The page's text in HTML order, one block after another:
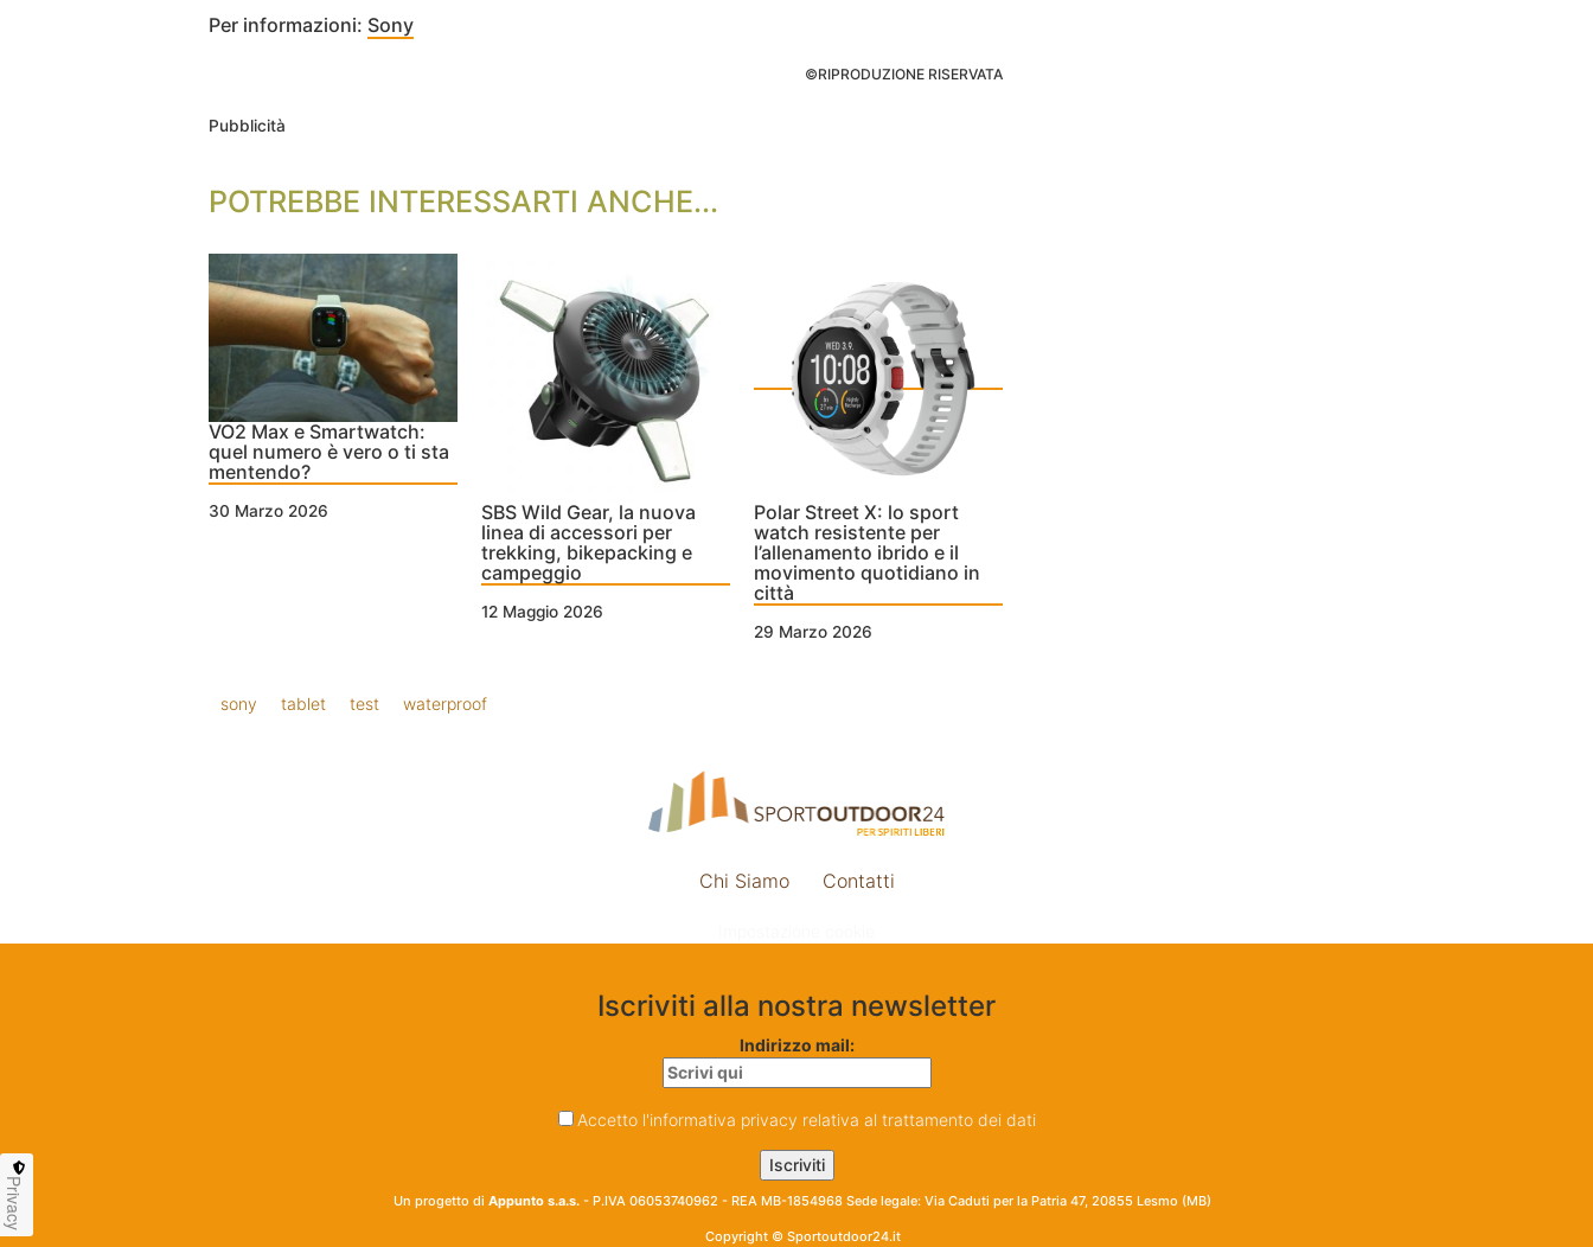
Per informazioni: Sony
©RIPRODUZIONE RISERVATA
Pubblicità
POTREBBE INTERESSARTI ANCHE...
VO2 Max e Smartwatch:
quel numero è vero o ti sta
mentendo?
30 Marzo 2026
SBS Wild Gear, la nuova
linea di accessori per
trekking, bikepacking e
campeggio
12 Maggio 2026
Polar Street X: lo sport
watch resistente per
l’allenamento ibrido e il
movimento quotidiano in
città
29 Marzo 2026
sony tablet test waterproof
Chi Siamo Contatti
Iscriviti alla nostra newsletter
Indirizzo mail:
Accetto l'informativa privacy relativa al trattamento dei dati
Un progetto di Appunto s.a.s. - P.IVA 06053740962 - REA MB-1854968 Sede legale: Via Caduti per la Patria 47, 20855 Lesmo (MB)
Copyright © Sportoutdoor24.it
Privacy